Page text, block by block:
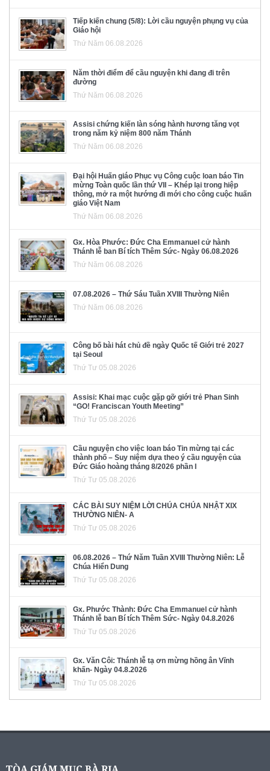
Tiếp kiến chung (5/8): Lời cầu nguyện phụng vụ của
Giáo hội
Thứ Năm 06.08.2026
Năm thời điểm để cầu nguyện khi đang đi trên
đường
Thứ Năm 06.08.2026
Assisi chứng kiến làn sóng hành hương tăng vọt
trong năm kỷ niệm 800 năm Thánh
Thứ Năm 06.08.2026
Đại hội Huấn giáo Phục vụ Công cuộc loan báo Tin
mừng Toàn quốc lần thứ VII – Khép lại trong hiệp
thông, mở ra một hướng đi mới cho công cuộc huấn
giáo Việt Nam
Thứ Năm 06.08.2026
Gx. Hòa Phước: Đức Cha Emmanuel cử hành
Thánh lễ ban Bí tích Thêm Sức- Ngày 06.08.2026
Thứ Năm 06.08.2026
07.08.2026 – Thứ Sáu Tuần XVIII Thường Niên
Thứ Năm 06.08.2026
Công bố bài hát chủ đề ngày Quốc tế Giới trẻ 2027
tại Seoul
Thứ Tư 05.08.2026
Assisi: Khai mạc cuộc gặp gỡ giới trẻ Phan Sinh
“GO! Franciscan Youth Meeting”
Thứ Tư 05.08.2026
Cầu nguyện cho việc loan báo Tin mừng tại các
thành phố – Suy niệm dựa theo ý cầu nguyện của
Đức Giáo hoàng tháng 8/2026 phần I
Thứ Tư 05.08.2026
CÁC BÀI SUY NIỆM LỜI CHÚA CHÚA NHẬT XIX
THƯỜNG NIÊN- A
Thứ Tư 05.08.2026
06.08.2026 – Thứ Năm Tuần XVIII Thường Niên: Lễ
Chúa Hiển Dung
Thứ Tư 05.08.2026
Gx. Phước Thành: Đức Cha Emmanuel cử hành
Thánh lễ ban Bí tích Thêm Sức- Ngày 04.8.2026
Thứ Tư 05.08.2026
Gx. Văn Côi: Thánh lễ tạ ơn mừng hồng ân Vĩnh
khấn- Ngày 04.8.2026
Thứ Tư 05.08.2026